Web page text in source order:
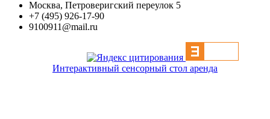
Москва, Петроверигский переулок 5
+7 (495) 926-17-90
9100911@mail.ru
Интерактивный сенсорный стол аренда